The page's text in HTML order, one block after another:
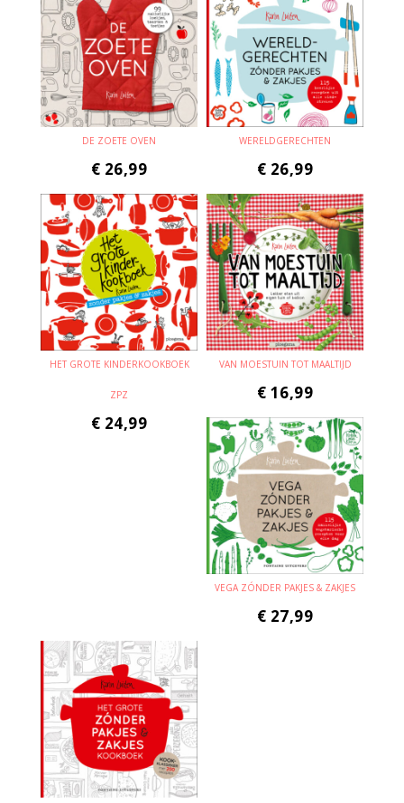
DE ZOETE OVEN
€ 26,99
WERELDGERECHTEN
€ 26,99
HET GROTE KINDERKOOKBOEK
ZPZ
€ 24,99
VAN MOESTUIN TOT MAALTIJD
€ 16,99
VEGA ZÓNDER PAKJES & ZAKJES
€ 27,99